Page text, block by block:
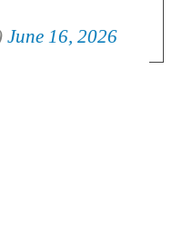
June 16, 2026